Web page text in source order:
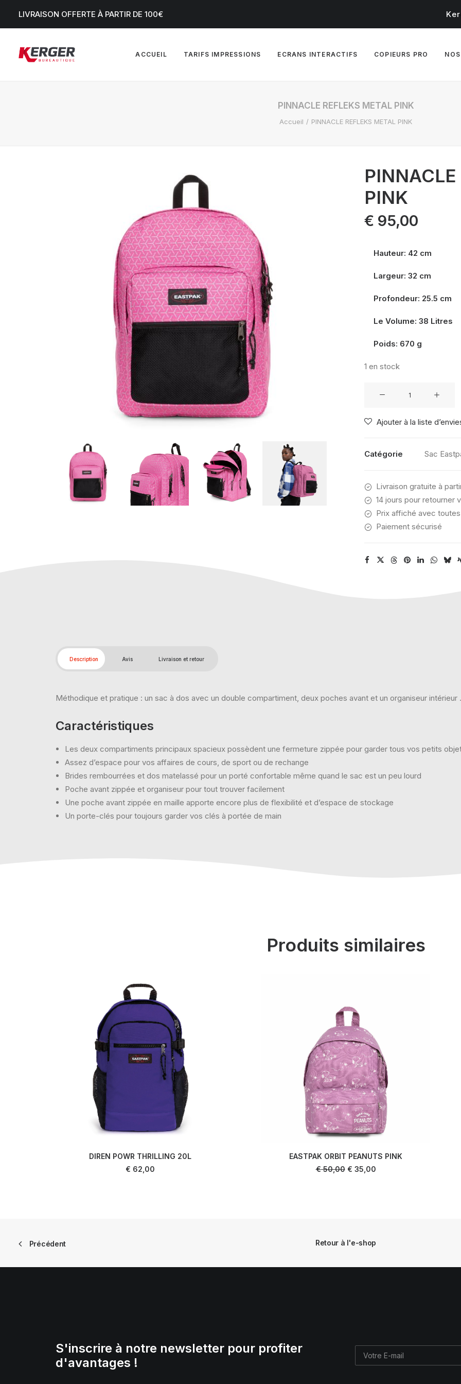
LIVRAISON OFFERTE À PARTIR DE 100€
ACCUEIL TARIFS IMPRESSIONS ECRANS INTERACTIFS COPIEURS PRO
PINNACLE REFLEKS METAL PINK
Accueil PINNACLE REFLEKS METAL PINK
PINK
€ 95,00
Hauteur: 42 cm
Largeur: 32 cm
Profondeur: 25.5 cm
Le Volume: 38 Litres
Poids: 670 g
1 en stock
REFLEKS
PINK
Ajouter à la liste
Catégorie Sac
Livraison gratuite à
14 jours pour retourner
Prix affiché avec
Paiement sécurisé
Description Avis Livraison et retour
Méthodique et pratique : un sac à dos avec un double compartiment, deux poches avant et un organiseur intérieur .
Caractéristiques
Les deux compartiments principaux spacieux possèdent une fermeture zippée pour garder tous vos petits
Assez d’espace pour vos affaires de cours, de sport ou de rechange
Brides rembourrées et dos matelassé pour un porté confortable même quand le sac est un peu lourd
Poche avant zippée et organiseur pour tout trouver facilement
Une poche avant zippée en maille apporte encore plus de flexibilité et d’espace de stockage
Un porte-clés pour toujours garder vos clés à portée de main
Produits similaires
DIREN POWR THRILLING 20L
€ 62,00
EASTPAK ORBIT PEANUTS PINK
€50,00 Le
€ 35,00Le
Précédent Retour à l'e-shop
S'inscrire à notre newsletter pour profiter
d'avantages !